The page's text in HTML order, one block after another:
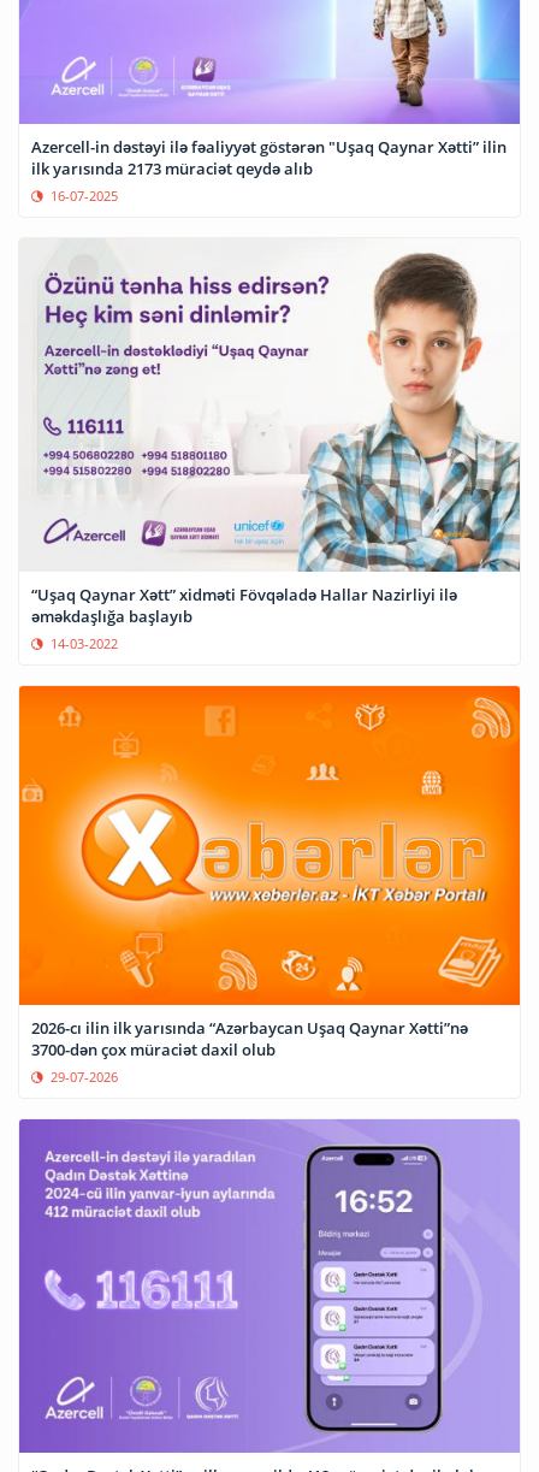
Azercell-in dəstəyi ilə fəaliyyət göstərən "Uşaq Qaynar Xətti” ilin
ilk yarısında 2173 müraciət qeydə alıb
16-07-2025
“Uşaq Qaynar Xətt” xidməti Fövqəladə Hallar Nazirliyi ilə
əməkdaşlığa başlayıb
14-03-2022
2026-cı ilin ilk yarısında “Azərbaycan Uşaq Qaynar Xətti”nə
3700-dən çox müraciət daxil olub
29-07-2026